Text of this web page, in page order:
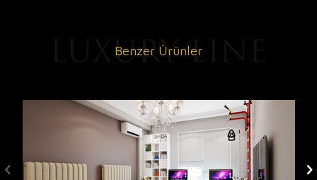
Benzer Ürünler